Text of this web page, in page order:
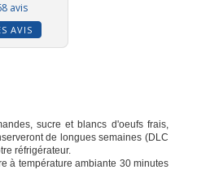
avis
AVIS
sucre et blancs d'oeufs frais,
de longues semaines (DLC
réfrigérateur.
à température ambiante 30 minutes